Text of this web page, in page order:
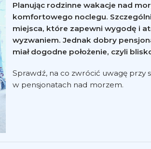
Planując rodzinne wakacje nad
komfortowego noclegu.
miejsca, które zapewni wygodę i
wyzwaniem. Jednak dobry
miał dogodne położenie, czyli
Sprawdź, na co zwrócić uwagę przy
w pensjonatach nad morzem.